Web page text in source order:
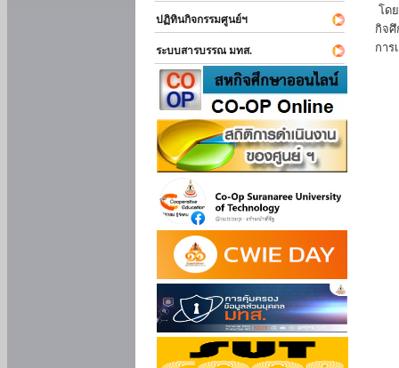
ปฏิทินกิจกรรมศูนย์ฯ
ระบบสารบรรณ มทส.
โด
กิจ
การ